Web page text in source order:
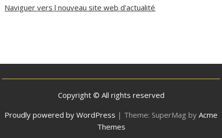
Naviguer vers l nouveau site web d'actualité
Copyright © All rights reserved
Proudly powered by WordPress | Theme: SuperMag by Acme
Themes